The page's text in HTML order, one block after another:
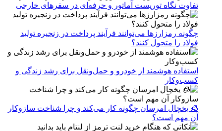
تفاوت نگاه توریست آماتور و حرفه‌ای در سفرهای خارجی
چگونه رمزارزها می‌توانند فرآیند پرداخت در زنجیره تولید
فولاد را متحول کنند؟
استفاده هوشمند از خودرو و حمل‌ونقل برای رشد زندگی و
کسب‌وکار
🧊 یخچال امرسان چگونه کار می‌کند و چرا شناخت سازوکار
آن مهم است؟